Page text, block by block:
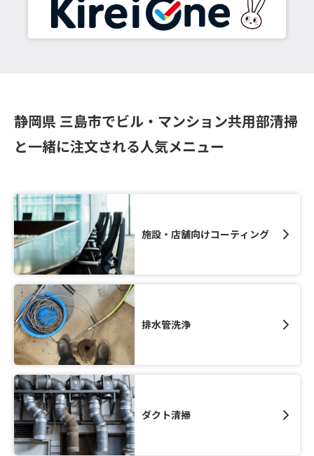
静岡県 三島市でビル・マンション共用部清掃
と一緒に注文される人気メニュー
施設・店舗向けコーティング
排水管洗浄
ダクト清掃